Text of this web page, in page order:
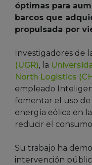
óptimas para
barcos que
propulsada por
Investigadores de
(UGR), la
North Logistics
empleado
fomentar el uso
energía eólica en
reducir el
Su trabajo ha
intervención